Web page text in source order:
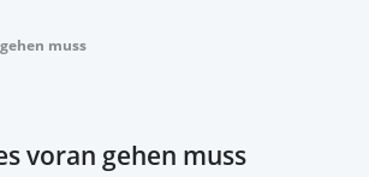
muss
voran gehen muss